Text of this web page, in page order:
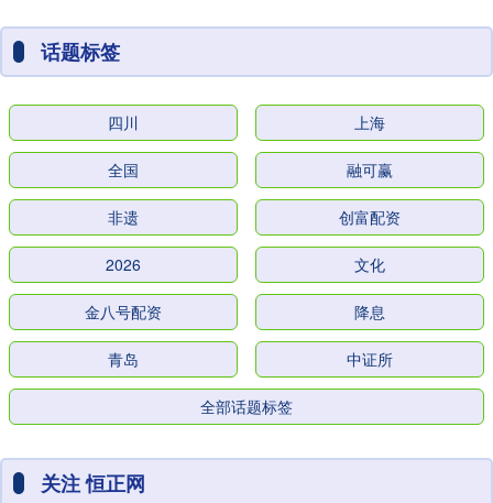
话题标签
四川 上海
全国 融可赢
非遗 创富配资
2026 文化
金八号配资 降息
青岛 中证所
全部话题标签
关注 恒正网